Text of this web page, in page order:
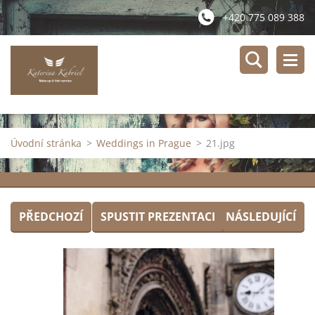
+420 775 089 388
Úvodní stránka > Weddings in Prague > 21.jpg
PŘEDCHOZÍ SPUSTIT PREZENTACI NÁSLEDUJÍCÍ